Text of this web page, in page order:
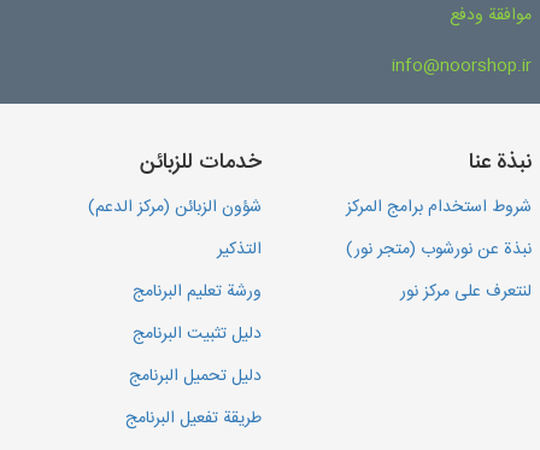
موافقة ودفع
info@noorshop.ir
نبذة عنا
شروط استخدام برامج المركز
نبذة عن نورشوب (متجر نور)
لنتعرف على مركز نور
خدمات للزبائن
شؤون الزبائن (مركز الدعم)
التذكير
ورشة تعليم البرنامج
دليل تثبيت البرنامج
دليل تحميل البرنامج
طريقة تفعيل البرنامج